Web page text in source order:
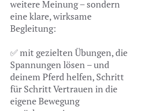
weitere Meinung – sondern
eine klare, wirksame
Begleitung:
✅ mit gezielten Übungen, die
Spannungen lösen – und
deinem Pferd helfen, Schritt
für Schritt Vertrauen in die
eigene Bewegung